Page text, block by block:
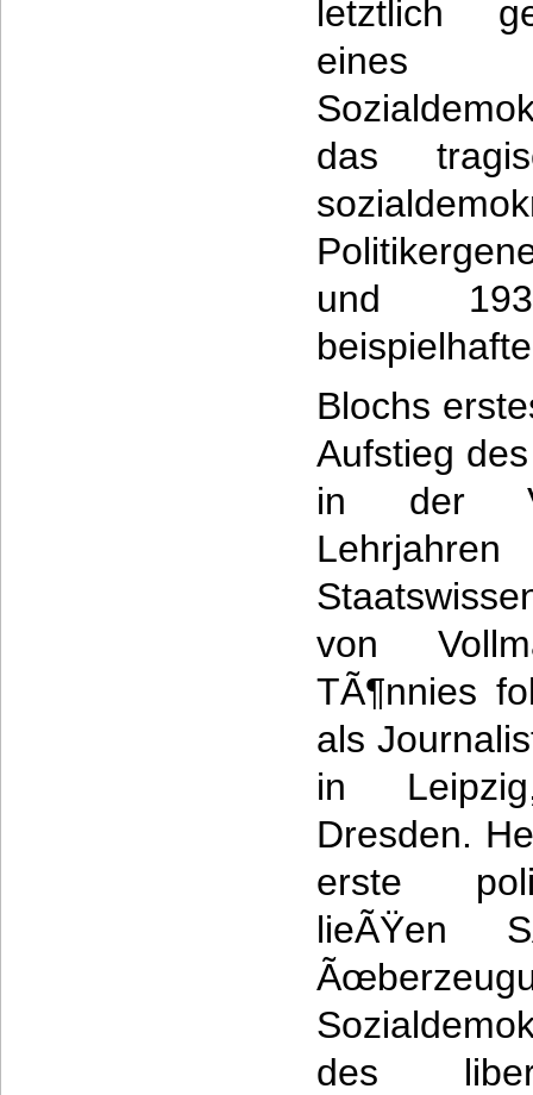
letztlich
eines
das
und
Blochs
Aufstieg
in der
von
TÃ¶nnies
als
in
Dresden.
erste
lieÃŸen
des